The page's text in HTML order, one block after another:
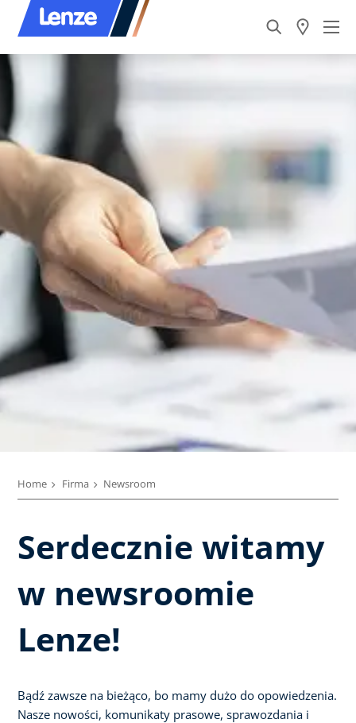
Home Firma Newsroom
Serdecznie witamy
w newsroomie
Lenze!
Bądź zawsze na bieżąco, bo mamy dużo do opowiedzenia.
Nasze nowości, komunikaty prasowe, sprawozdania i